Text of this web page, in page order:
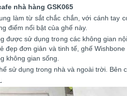
nhà hàng GSK065
làm từ sắt chắc chắn, với cánh tay
điểm nổi bật của ghế này.
được sử dụng trong các không gian
đẹp đơn giản và tinh tế, ghế
không gian sống.
sử dụng trong nhà và ngoài trời. Bên